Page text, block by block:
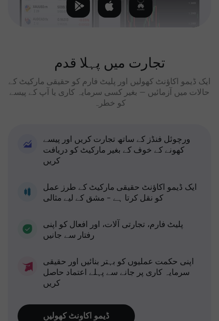
تجارت میں پہلا قدم
ایک ڈیمو اکاؤنٹ کھولیں اور پلیٹ فارم کو حقیقی مارکیٹ کے
حالات میں آزمائیں — بغیر کسی سرمایہ کاری یا آپ کے پیسے
کو خطرہ
ورچوئل فنڈز کے ساتھ تجارت کریں اور پیسے
کھونے کے خوف کے بغیر مارکیٹ کو دریافت
کریں
ایک ڈیمو اکاؤنٹ حقیقی مارکیٹ کے طرز عمل
کو نقل کرتا ہے - مشق کے لیے مثالی
پلیٹ فارم، تجارتی آلات، اور افعال کو اپنی
رفتار سے جانیں
اپنی حکمت عملیوں کو بہتر بنائیں اور حقیقی
سرمایہ کاری پر جانے سے پہلے اعتماد حاصل
کریں
ڈیمو اکاونٹ کھولیں